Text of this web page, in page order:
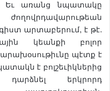
Եւ առանց նպատակը
ժողովրդավարութեան
արտաբերում, է թէ.
կեանքի բոլոր
պէտք է
է բոլշեւիկներից
երկրորդ